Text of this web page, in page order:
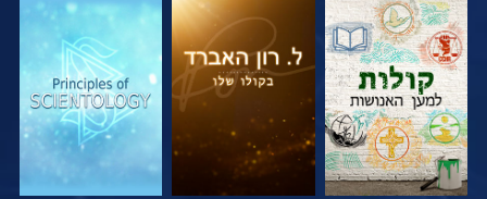
בדוק את הסדרה בדוק את הסדרה בדוק את הסדרה